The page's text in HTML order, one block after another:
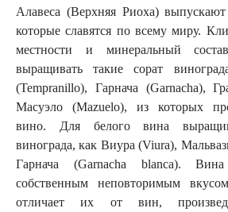
Алавеса (Верхняя Риоха)
которые славятся по всему миру.
местности и минеральный
выращивать такие сорат
(Tempranillo), Гарнача (Garnacha),
Масуэло (Mazuelo), из которых
вино. Для белого вина
винограда, как Виура (Viura),
Гарнача (Garnacha blanca).
собственным неповторимым
отличает их от вин,